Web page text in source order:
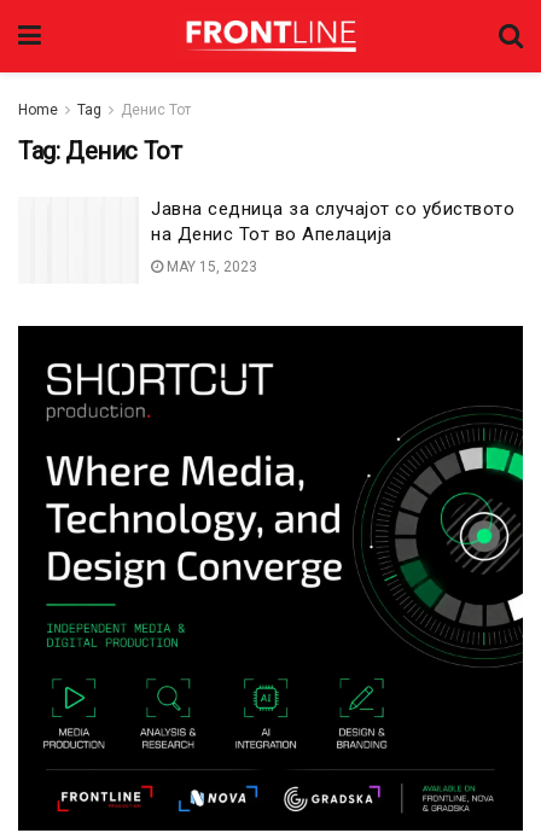
Home Tag Денис Тот
Tag: Денис Тот
Јавна седница за случајот со убиството
на Денис Тот во Апелација
MAY 15, 2023